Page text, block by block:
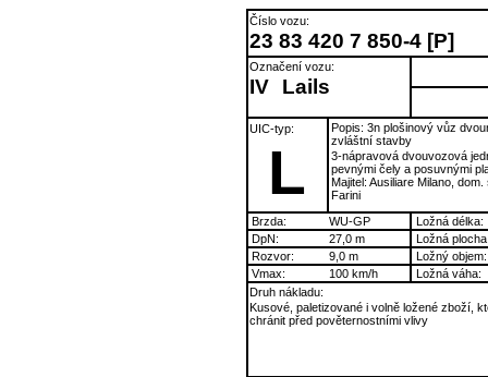
Číslo vozu:
23 83 420 7 850-4 [P]
Označení vozu:
IV Lails
UIC-typ:
L
Popis: 3n plošinový vůz
zvláštní stavby
3-nápravová dvouvozová
pevnými čely a posuvnými
Majitel: Ausiliare Milano, dom.
Farini
Brzda:
WU-GP
Ložná délka:
DpN:
27,0 m
Ložná
Rozvor:
9,0 m
Ložný objem:
Vmax:
100 km/h
Ložná váha:
Druh nákladu:
Kusové, paletizované i volně ložené zboží,
chránit před pověternostními vlivy